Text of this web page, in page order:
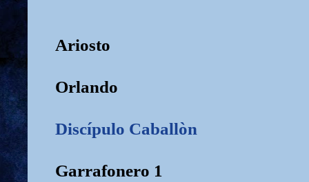
Ariosto
Orlando
Discípulo Caballòn
Garrafonero 1